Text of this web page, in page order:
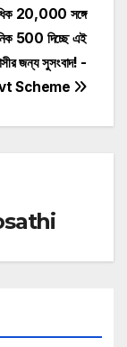
20,000 সঙ্গে
500 দিচ্ছে এই
জন্য সুসংবাদ! -
Scheme